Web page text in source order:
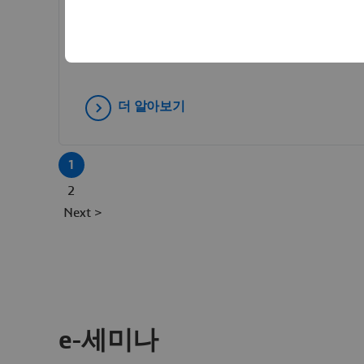
프랑스의 항공우주 회사인 다쏘 에비에이션은
더 알아보기
1
2
Next >
e-세미나